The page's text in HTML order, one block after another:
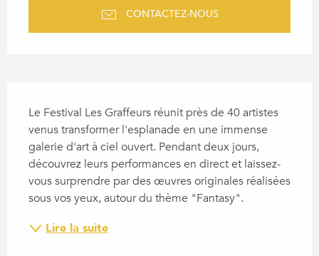
CONTACTEZ-NOUS
Le Festival Les Graffeurs réunit près de 40 artistes
venus transformer l'esplanade en une immense
galerie d'art à ciel ouvert. Pendant deux jours,
découvrez leurs performances en direct et laissez-
vous surprendre par des œuvres originales réalisées
sous vos yeux, autour du thème "Fantasy".
Lire la suite